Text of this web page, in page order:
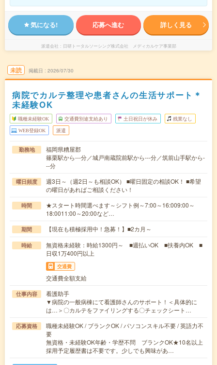
気になる! 応募へ進む 詳しく見る
派遣会社 日研トータルソーシング株式会社 メディカルケア事業部
未読 掲載日 2026/07/30
病院でカルテ整理や患者さんの生活サポート＊
未経験OK
職種未経験OK 交通費別途支給あり 土日祝日が休み 残業なし
WEB登録OK 派遣
勤務地
福岡県糟屋郡
篠栗駅から---分／城戸南蔵院前駅から---分／筑前山手駅から-
--分
曜日頻度
週3日～（週2日～も相談OK） ■曜日固定の相談OK！ ■希望
の曜日があればご相談ください！
時間
★スタート時間選べます～シフト例～7:00～16:009:00～
18:0011:00～20:00など…
期間 【現在も積極採用中！急募！】■2カ月～
時給
無資格未経験：時給1300円～ ■週払いOK ■扶養内OK ■
日収1万400円以上
交通費
交通費全額支給
仕事内容
看護助手
▼病院の一般病棟にて看護師さんのサポート！＜具体的に
は…＞〇カルテをファイリングする〇チェックシート…
応募資格
職種未経験OK / ブランクOK / パソコンスキル不要 / 英語力不
要
無資格・未経験OK年齢・学歴不問 ブランクOK★10名以上
採用予定履歴書は不要です。少しでも興味があ…